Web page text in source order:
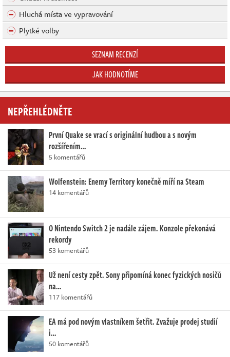
Hluchá místa ve vypravování
Plytké volby
SEZNAM RECENZÍ
JAK HODNOTÍME
NEPŘEHLÉDNĚTE
První Quake se vrací s originální hudbou a s novým
rozšířením…
5 komentářů
Wolfenstein: Enemy Territory konečně míří na Steam
14 komentářů
O Nintendo Switch 2 je nadále zájem. Konzole překonává
rekordy
53 komentářů
Už není cesty zpět. Sony připomíná konec fyzických nosičů
na…
117 komentářů
EA má pod novým vlastníkem šetřit. Zvažuje prodej studií
i…
50 komentářů